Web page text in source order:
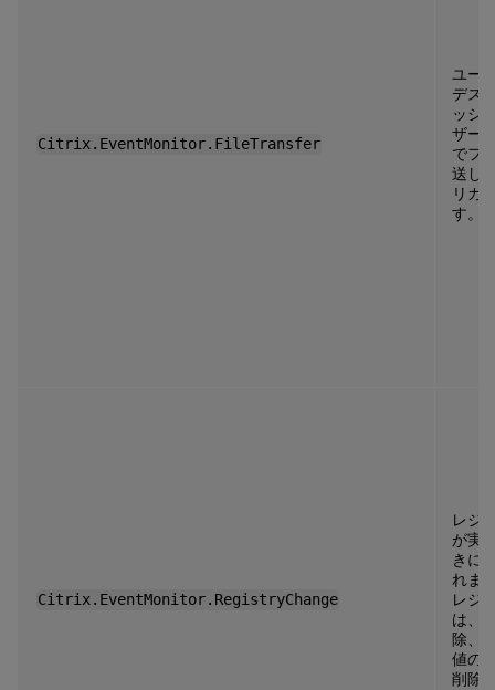
Citrix.EventMonitor.FileTransfer
ユー
デス
ッシ
ザー
でフ
送し
リガ
す。
Citrix.EventMonitor.RegistryChange
レジ
が実
きに
れま
レジ
は、
除、
値の
削除